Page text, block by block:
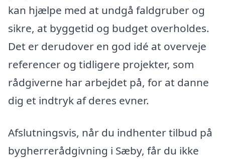
kan hjælpe med at undgå faldgruber og
sikre, at byggetid og budget overholdes.
Det er derudover en god idé at overveje
referencer og tidligere projekter, som
rådgiverne har arbejdet på, for at danne
dig et indtryk af deres evner.
Afslutningsvis, når du indhenter tilbud på
bygherrerådgivning i Sæby, får du ikke